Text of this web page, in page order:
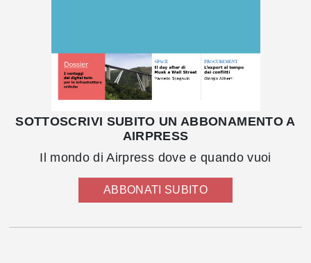
SOTTOSCRIVI SUBITO UN ABBONAMENTO A
AIRPRESS
Il mondo di Airpress dove e quando vuoi
ABBONATI SUBITO